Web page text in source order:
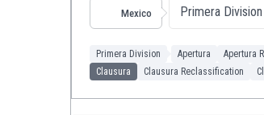
Mexico Primera Division
Primera Division Apertura Apertura
Clausura
Clausura Reclassification